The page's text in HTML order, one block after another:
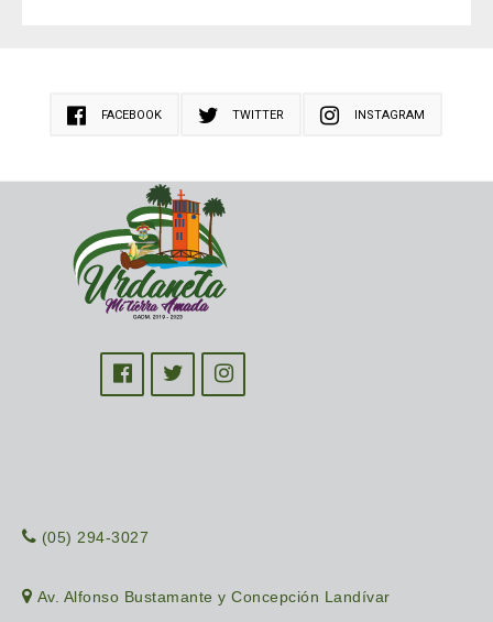
FACEBOOK TWITTER INSTAGRAM
(05) 294-3027
Av. Alfonso Bustamante y Concepción Landívar